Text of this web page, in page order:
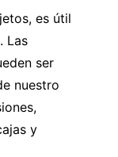
es útil
Las
ser
nuestro
y